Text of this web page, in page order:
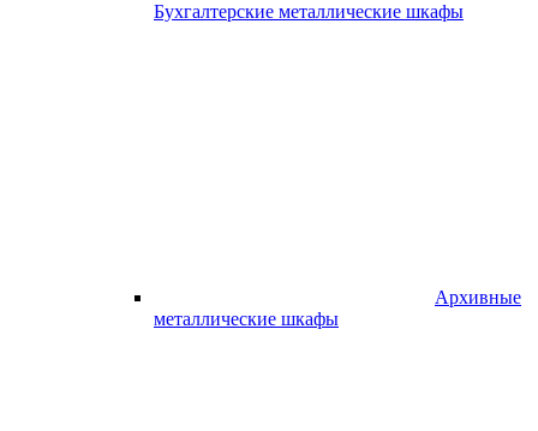
Бухгалтерские металлические шкафы
Архивные
металлические шкафы